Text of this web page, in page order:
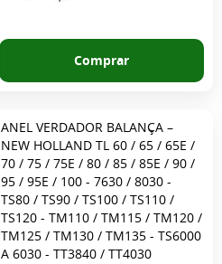
Comprar
ANEL VERDADOR BALANÇA –
NEW HOLLAND TL 60 / 65 / 65E /
70 / 75 / 75E / 80 / 85 / 85E / 90 /
95 / 95E / 100 - 7630 / 8030 -
TS80 / TS90 / TS100 / TS110 /
TS120 - TM110 / TM115 / TM120 /
TM125 / TM130 / TM135 - TS6000
A 6030 - TT3840 / TT4030